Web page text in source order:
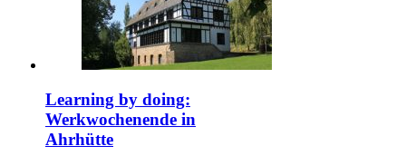
Learning by doing:
Werkwochenende in
Ahrhütte